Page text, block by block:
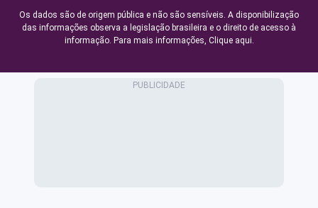
Os dados são de origem pública e não são sensíveis. A disponibilização
das informações observa a legislação brasileira e o direito de acesso à
informação. Para mais informações, Clique aqui.